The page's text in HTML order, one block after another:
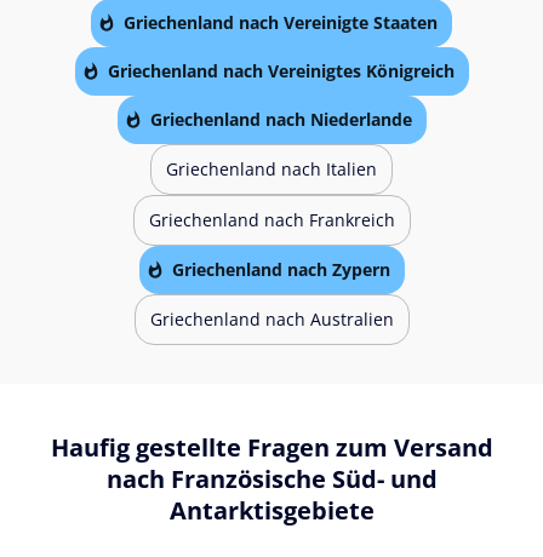
Griechenland nach Vereinigte Staaten
Griechenland nach Vereinigtes Königreich
Griechenland nach Niederlande
Griechenland nach Italien
Griechenland nach Frankreich
Griechenland nach Zypern
Griechenland nach Australien
Haufig gestellte Fragen zum Versand
nach Französische Süd- und
Antarktisgebiete